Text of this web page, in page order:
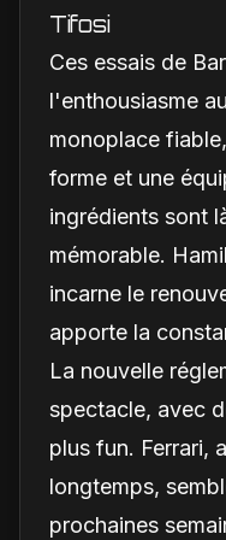
Tifosi
Ces essais de
l'enthousiasme
monoplace
forme et une
ingrédients sont
mémorable.
incarne le
apporte la
La nouvelle
spectacle, avec
plus fun. Ferrari,
longtemps,
prochaines